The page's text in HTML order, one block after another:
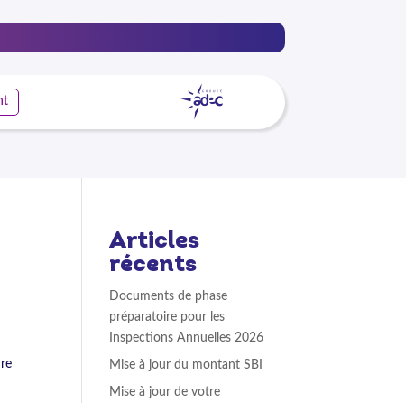
Articles
récents
Documents de phase
préparatoire pour les
Inspections Annuelles 2026
Mise à jour du montant SBI
Mise à jour de votre